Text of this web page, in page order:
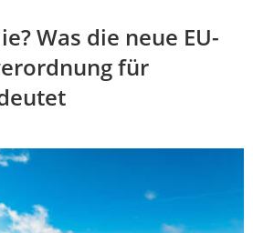
Was die neue EU-
für